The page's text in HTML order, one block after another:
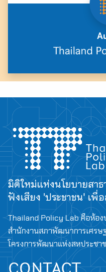
Thailand
มิติใหม่แห่งนโยบายสา
ฟังเสียง 'ประชาชน' เพื่
Thailand Policy Lab คือห้อง
สำนักงานสภาพัฒนาการเศรษ
โครงการพัฒนาแห่งสหประชา